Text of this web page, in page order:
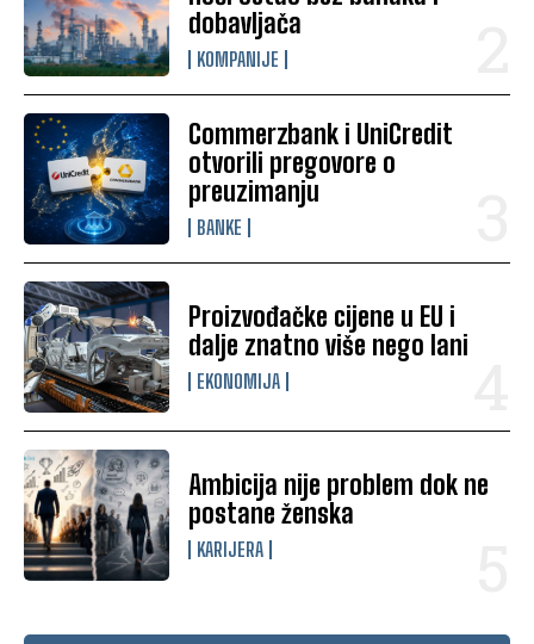
dobavljača
KOMPANIJE
Commerzbank i UniCredit
otvorili pregovore o
preuzimanju
BANKE
Proizvođačke cijene u EU i
dalje znatno više nego lani
EKONOMIJA
Ambicija nije problem dok ne
postane ženska
KARIJERA